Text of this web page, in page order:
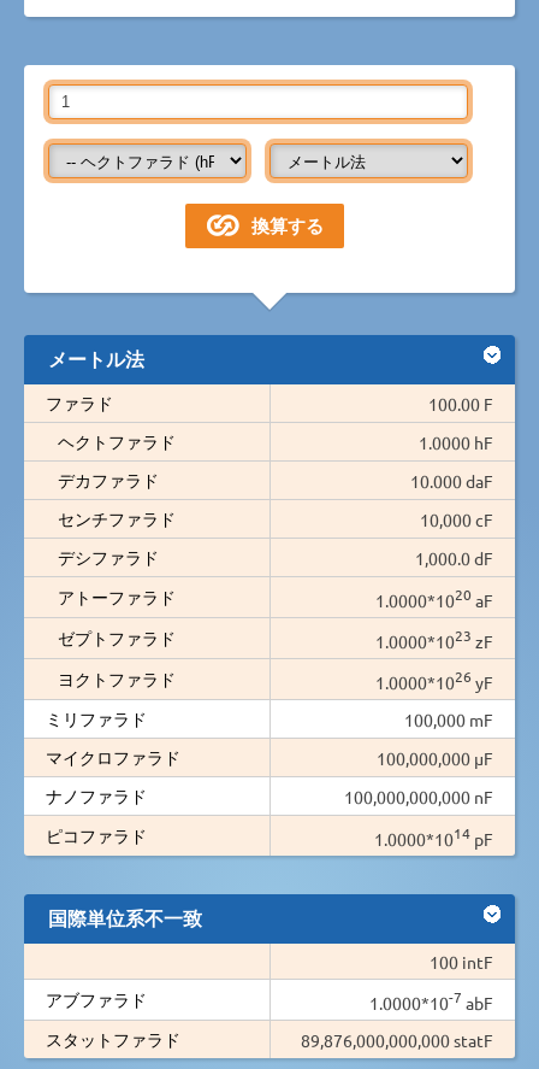
メートル法
ファラド
100.00 F
ヘクトファラド
1.0000 hF
デカファラド
10.000 daF
センチファラド
10,000 cF
デシファラド
1,000.0 dF
アトーファラド
1.0000*1020 aF
ゼプトファラド
1.0000*1023 zF
ヨクトファラド
1.0000*1026 yF
ミリファラド
100,000 mF
マイクロファラド
100,000,000 µF
ナノファラド
100,000,000,000 nF
ピコファラド
1.0000*1014 pF
国際単位系不一致
100 intF
アブファラド
1.0000*10-7 abF
スタットファラド
89,876,000,000,000 statF